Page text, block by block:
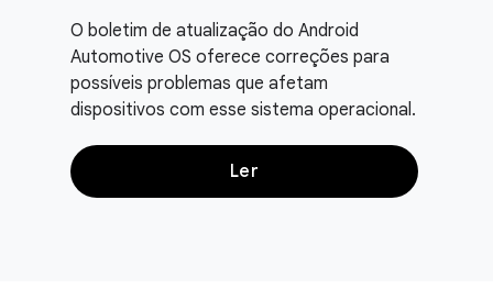
O boletim de atualização do Android
Automotive OS oferece correções para
possíveis problemas que afetam
dispositivos com esse sistema operacional.
Ler